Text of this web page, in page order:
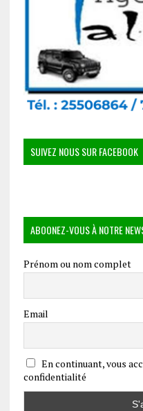
SUIVEZ NOUS SUR FACEBOOK
ABOONEZ-VOUS À NOTRE
Prénom ou nom complet
Email
En continuant, vous
confidentialité